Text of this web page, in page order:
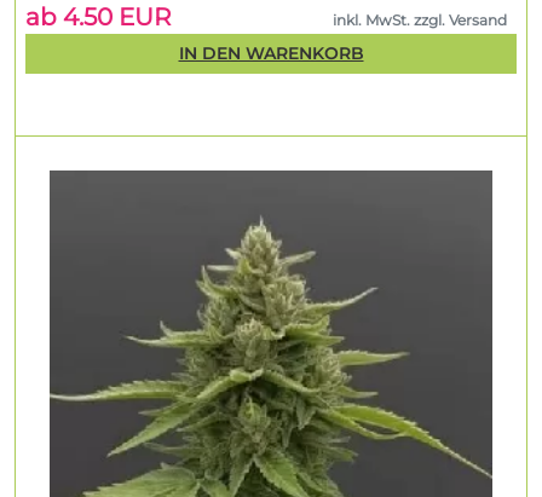
ab 4.50 EUR
inkl. MwSt. zzgl. Versand
IN DEN WARENKORB